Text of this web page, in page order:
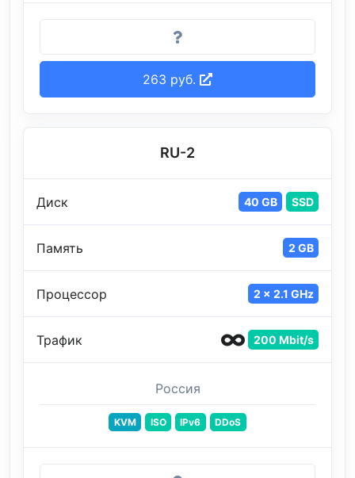
263 руб.
RU-2
Диск 40 GB SSD
Память 2 GB
Процессор 2 x 2.1 GHz
Трафик 200 Mbit/s
Россия
KVM ISO IPv6 DDoS